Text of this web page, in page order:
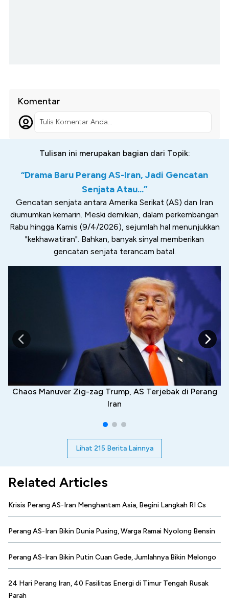
Komentar
Tulis Komentar Anda...
Tulisan ini merupakan bagian dari Topik:
“Drama Baru Perang AS-Iran, Jadi Gencatan
Senjata Atau...”
Gencatan senjata antara Amerika Serikat (AS) dan Iran
diumumkan kemarin. Meski demikian, dalam perkembangan
Rabu hingga Kamis (9/4/2026), sejumlah hal menunjukkan
"kekhawatiran". Bahkan, banyak sinyal memberikan
gencatan senjata terancam batal.
Chaos Manuver Zig-zag Trump, AS Terjebak di Perang
Iran
Lihat 215 Berita Lainnya
Related Articles
Krisis Perang AS-Iran Menghantam Asia, Begini Langkah RI Cs
Perang AS-Iran Bikin Dunia Pusing, Warga Ramai Nyolong Bensin
Perang AS-Iran Bikin Putin Cuan Gede, Jumlahnya Bikin Melongo
24 Hari Perang Iran, 40 Fasilitas Energi di Timur Tengah Rusak
Parah